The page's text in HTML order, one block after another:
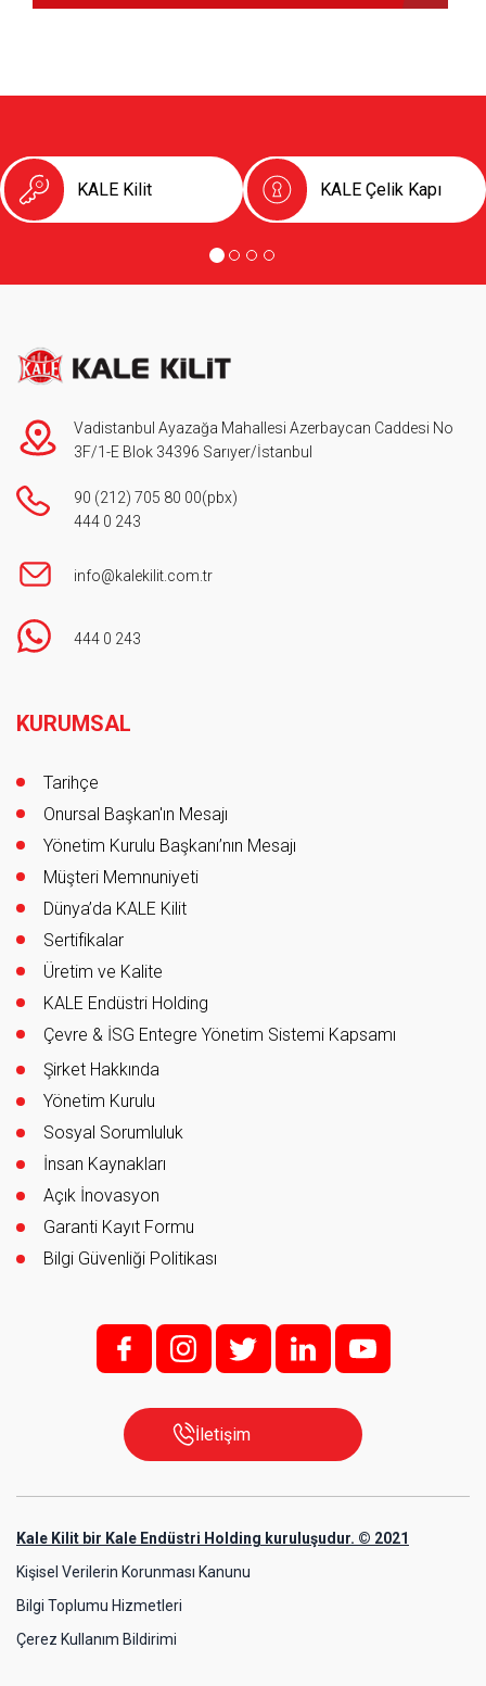
KALE Kilit KALE Çelik Kapı
Vadistanbul Ayazağa Mahallesi Azerbaycan Caddesi No
3F/1-E Blok 34396 Sarıyer/İstanbul
90 (212) 705 80 00(pbx)
444 0 243
info@kalekilit.com.tr
444 0 243
KURUMSAL
Tarihçe
Onursal Başkan'ın Mesajı
Yönetim Kurulu Başkanı’nın Mesajı
Müşteri Memnuniyeti
Dünya’da KALE Kilit
Sertifikalar
Üretim ve Kalite
KALE Endüstri Holding
Çevre & İSG Entegre Yönetim Sistemi Kapsamı
Şirket Hakkında
Yönetim Kurulu
Sosyal Sorumluluk
İnsan Kaynakları
Açık İnovasyon
Garanti Kayıt Formu
Bilgi Güvenliği Politikası
f; i; t l y
İletişim
Kale Kilit bir Kale Endüstri Holding kuruluşudur. © 2021
Kişisel Verilerin Korunması Kanunu
Bilgi Toplumu Hizmetleri
Çerez Kullanım Bildirimi